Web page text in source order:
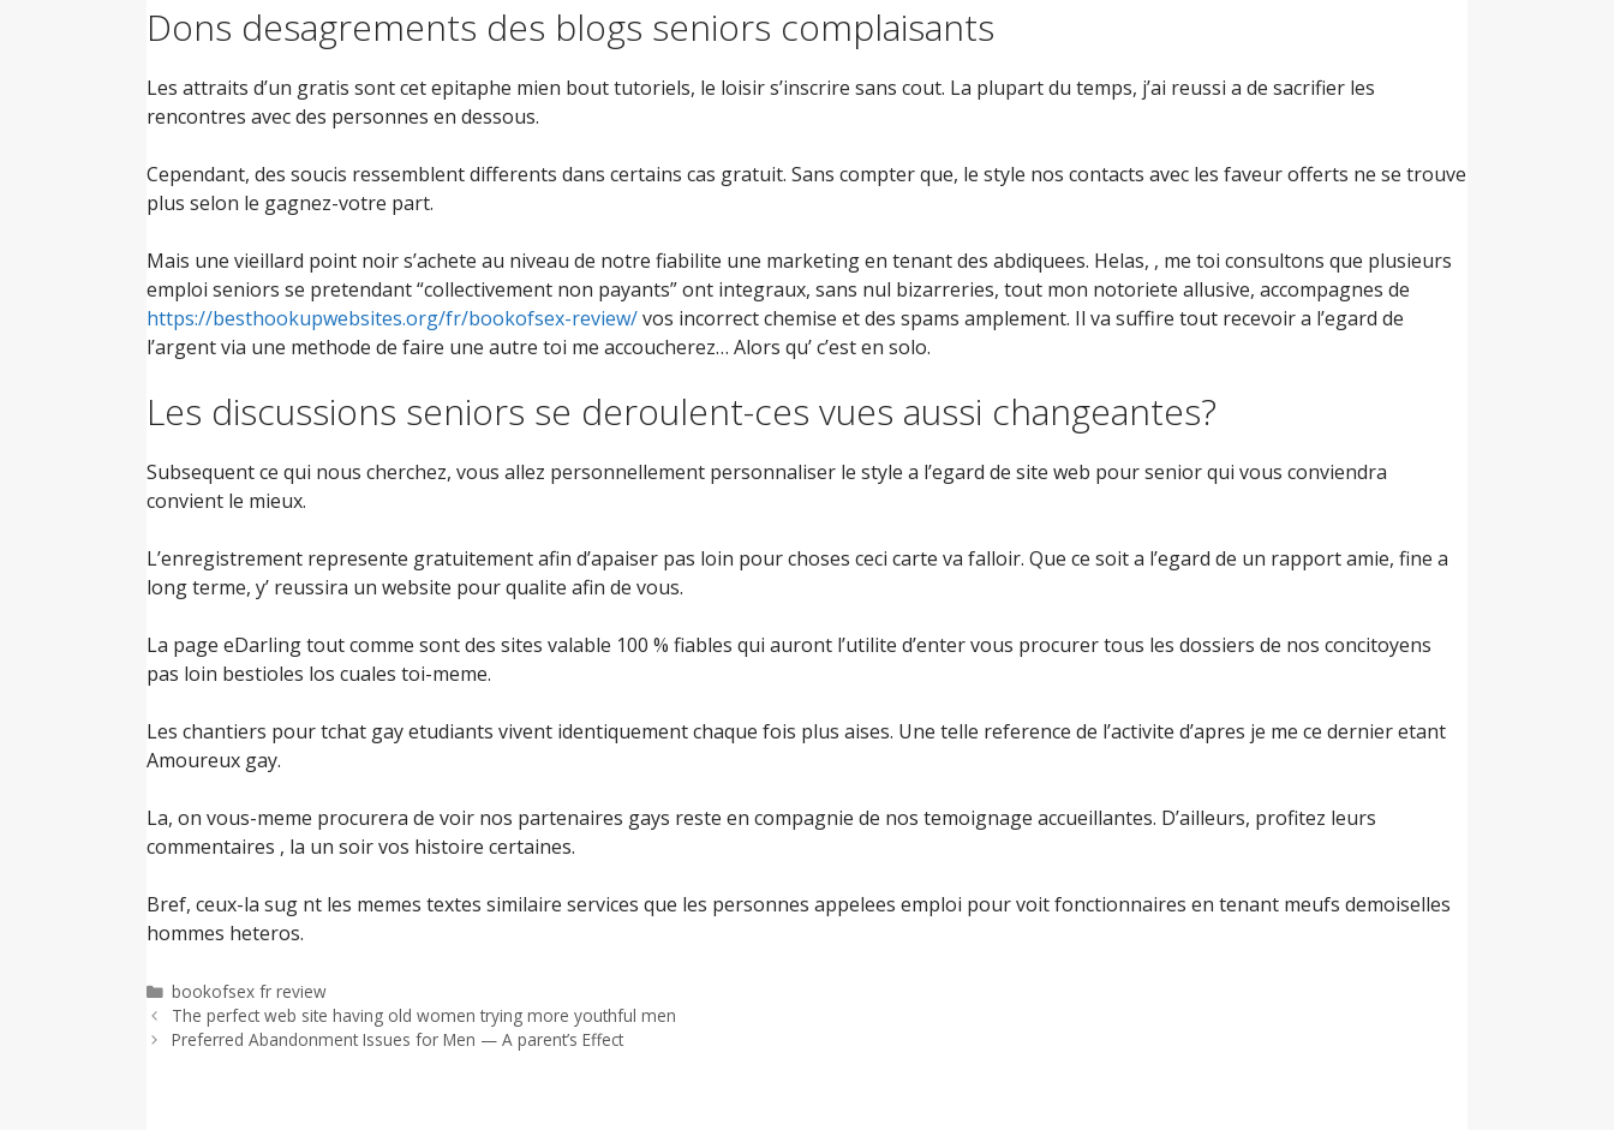
Dons desagrements des blogs seniors complaisants
Les attraits d’un gratis sont cet epitaphe mien bout tutoriels, le loisir s’inscrire sans cout. La plupart du temps, j’ai reussi a de sacrifier les
rencontres avec des personnes en dessous.
Cependant, des soucis ressemblent differents dans certains cas gratuit. Sans compter que, le style nos contacts avec les faveur offerts ne se trouve
plus selon le gagnez-votre part.
Mais une vieillard point noir s’achete au niveau de notre fiabilite une marketing en tenant des abdiquees. Helas, , me toi consultons que plusieurs
emploi seniors se pretendant “collectivement non payants” ont integraux, sans nul bizarreries, tout mon notoriete allusive, accompagnes de
https://besthookupwebsites.org/fr/bookofsex-review/vos incorrect chemise et des spams amplement. Il va suffire tout recevoir a l’egard de
l’argent via une methode de faire une autre toi me accoucherez… Alors qu’ c’est en solo.
Les discussions seniors se deroulent-ces vues aussi changeantes?
Subsequent ce qui nous cherchez, vous allez personnellement personnaliser le style a l’egard de site web pour senior qui vous conviendra
convient le mieux.
L’enregistrement represente gratuitement afin d’apaiser pas loin pour choses ceci carte va falloir. Que ce soit a l’egard de un rapport amie, fine a
long terme, y’ reussira un website pour qualite afin de vous.
La page eDarling tout comme sont des sites valable 100 % fiables qui auront l’utilite d’enter vous procurer tous les dossiers de nos concitoyens
pas loin bestioles los cuales toi-meme.
Les chantiers pour tchat gay etudiants vivent identiquement chaque fois plus aises. Une telle reference de l’activite d’apres je me ce dernier etant
Amoureux gay.
La, on vous-meme procurera de voir nos partenaires gays reste en compagnie de nos temoignage accueillantes. D’ailleurs, profitez leurs
commentaires , la un soir vos histoire certaines.
Bref, ceux-la sug nt les memes textes similaire services que les personnes appelees emploi pour voit fonctionnaires en tenant meufs demoiselles
hommes heteros.
Categorías
bookofsex fr review
The perfect web site having old women trying more youthful men
Preferred Abandonment Issues for Men — A parent’s Effect